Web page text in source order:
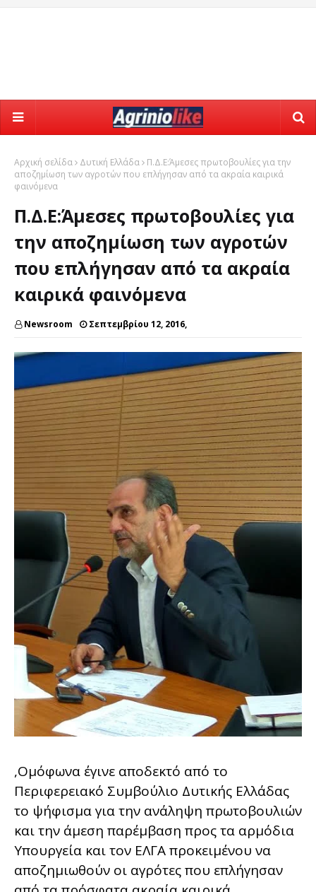
Αρχική σελίδα Δυτική Ελλάδα
Π.Δ.Ε:Άμεσες πρωτοβουλίες για την
αποζημίωση των αγροτών που επλήγησαν από τα ακραία καιρικά
φαινόμενα
Π.Δ.Ε:Άμεσες πρωτοβουλίες για
την αποζημίωση των αγροτών
που επλήγησαν από τα ακραία
καιρικά φαινόμενα
Newsroom Σεπτεμβρίου 12, 2016,
,Ομόφωνα έγινε αποδεκτό από το
Περιφερειακό Συμβούλιο Δυτικής Ελλάδας
το ψήφισμα για την ανάληψη πρωτοβουλιών
και την άμεση παρέμβαση προς τα αρμόδια
Υπουργεία και τον ΕΛΓΑ προκειμένου να
αποζημιωθούν οι αγρότες που επλήγησαν